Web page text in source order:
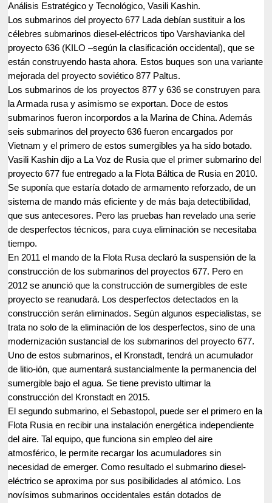
Análisis Estratégico y Tecnológico, Vasili Kashin.
Los submarinos del proyecto 677 Lada debían sustituir a los
célebres submarinos diesel-eléctricos tipo Varshavianka del
proyecto 636 (KILO –según la clasificación occidental), que se
están construyendo hasta ahora. Estos buques son una variante
mejorada del proyecto soviético 877 Paltus.
Los submarinos de los proyectos 877 y 636 se construyen para
la Armada rusa y asimismo se exportan. Doce de estos
submarinos fueron incorpordos a la Marina de China. Además
seis submarinos del proyecto 636 fueron encargados por
Vietnam y el primero de estos sumergibles ya ha sido botado.
Vasili Kashin dijo a La Voz de Rusia que el primer submarino del
proyecto 677 fue entregado a la Flota Báltica de Rusia en 2010.
Se suponía que estaría dotado de armamento reforzado, de un
sistema de mando más eficiente y de más baja detectibilidad,
que sus antecesores. Pero las pruebas han revelado una serie
de desperfectos técnicos, para cuya eliminación se necesitaba
tiempo.
En 2011 el mando de la Flota Rusa declaró la suspensión de la
construcción de los submarinos del proyectos 677. Pero en
2012 se anunció que la construcción de sumergibles de este
proyecto se reanudará. Los desperfectos detectados en la
construcción serán eliminados. Según algunos especialistas, se
trata no solo de la eliminación de los desperfectos, sino de una
modernización sustancial de los submarinos del proyecto 677.
Uno de estos submarinos, el Kronstadt, tendrá un acumulador
de litio-ión, que aumentará sustancialmente la permanencia del
sumergible bajo el agua. Se tiene previsto ultimar la
construcción del Kronstadt en 2015.
El segundo submarino, el Sebastopol, puede ser el primero en la
Flota Rusia en recibir una instalación energética independiente
del aire. Tal equipo, que funciona sin empleo del aire
atmosférico, le permite recargar los acumuladores sin
necesidad de emerger. Como resultado el submarino diesel-
eléctrico se aproxima por sus posibilidades al atómico. Los
novísimos submarinos occidentales están dotados de